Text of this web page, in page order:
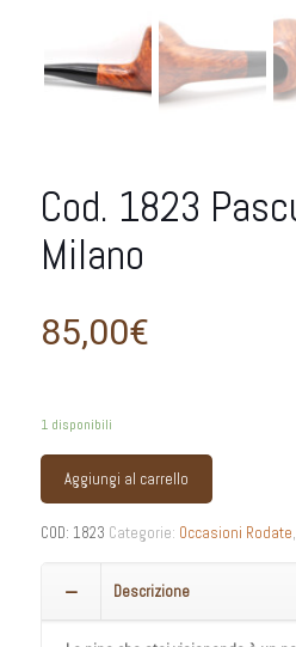
Cod. 1823
Milano
85,00€
1 disponibili
Aggiungi al carrello
COD: 1823 Categorie: Occasioni Rodate,
Descrizione